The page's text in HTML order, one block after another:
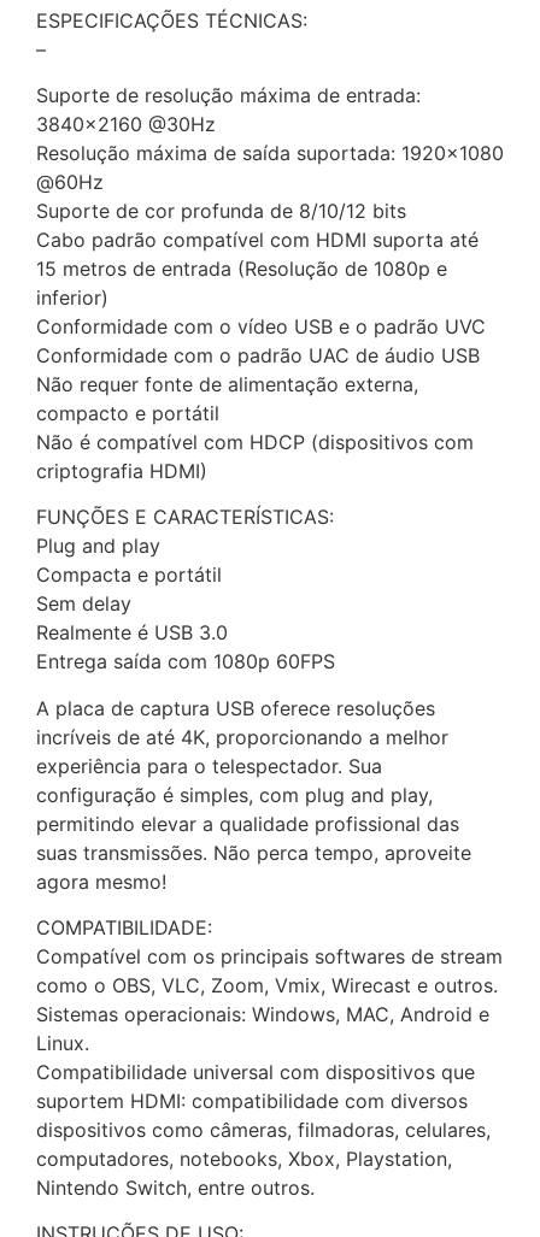
ESPECIFICAÇÕES TÉCNICAS:
–
Suporte de resolução máxima de entrada:
3840×2160 @30Hz
Resolução máxima de saída suportada: 1920×1080
@60Hz
Suporte de cor profunda de 8/10/12 bits
Cabo padrão compatível com HDMI suporta até
15 metros de entrada (Resolução de 1080p e
inferior)
Conformidade com o vídeo USB e o padrão UVC
Conformidade com o padrão UAC de áudio USB
Não requer fonte de alimentação externa,
compacto e portátil
Não é compatível com HDCP (dispositivos com
criptografia HDMI)
FUNÇÕES E CARACTERÍSTICAS:
Plug and play
Compacta e portátil
Sem delay
Realmente é USB 3.0
Entrega saída com 1080p 60FPS
A placa de captura USB oferece resoluções
incríveis de até 4K, proporcionando a melhor
experiência para o telespectador. Sua
configuração é simples, com plug and play,
permitindo elevar a qualidade profissional das
suas transmissões. Não perca tempo, aproveite
agora mesmo!
COMPATIBILIDADE:
Compatível com os principais softwares de stream
como o OBS, VLC, Zoom, Vmix, Wirecast e outros.
Sistemas operacionais: Windows, MAC, Android e
Linux.
Compatibilidade universal com dispositivos que
suportem HDMI: compatibilidade com diversos
dispositivos como câmeras, filmadoras, celulares,
computadores, notebooks, Xbox, Playstation,
Nintendo Switch, entre outros.